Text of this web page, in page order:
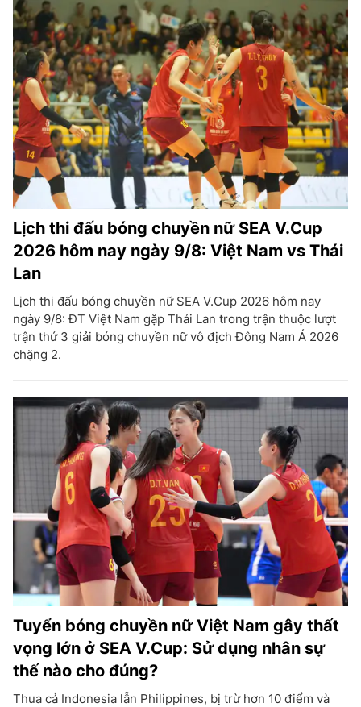
Lịch thi đấu bóng chuyền nữ SEA V.Cup
2026 hôm nay ngày 9/8: Việt Nam vs Thái
Lan
Lịch thi đấu bóng chuyền nữ SEA V.Cup 2026 hôm nay
ngày 9/8: ĐT Việt Nam gặp Thái Lan trong trận thuộc lượt
trận thứ 3 giải bóng chuyền nữ vô địch Đông Nam Á 2026
chặng 2.
Tuyển bóng chuyền nữ Việt Nam gây thất
vọng lớn ở SEA V.Cup: Sử dụng nhân sự
thế nào cho đúng?
Thua cả Indonesia lẫn Philippines, bị trừ hơn 10 điểm và